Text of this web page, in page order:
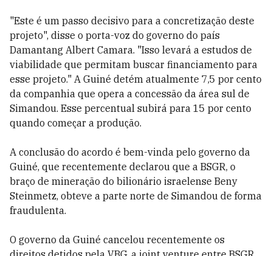
"Este é um passo decisivo para a concretização deste
projeto", disse o porta-voz do governo do país
Damantang Albert Camara. "Isso levará a estudos de
viabilidade que permitam buscar financiamento para
esse projeto." A Guiné detém atualmente 7,5 por cento
da companhia que opera a concessão da área sul de
Simandou. Esse percentual subirá para 15 por cento
quando começar a produção.
A conclusão do acordo é bem-vinda pelo governo da
Guiné, que recentemente declarou que a BSGR, o
braço de mineração do bilionário israelense Beny
Steinmetz, obteve a parte norte de Simandou de forma
fraudulenta.
O governo da Guiné cancelou recentemente os